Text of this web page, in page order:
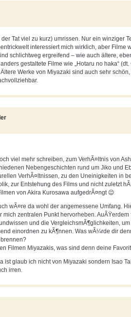
Tat viel zu kurz) umrissen. Nur ein winziger
interessiert mich wirklich, aber Filme
schlichtweg ergreifend – wie auch ältere,
gestaltete Filme wie „Hotaru no haka“ (dt.
Werke von Miyazaki sind auch sehr
viel mehr schreiben, zum VerhÃ¤ltnis von
Nebengeschichten rund um Jiko und
VerhÃ¤ltnissen, zu den Uneinigkeiten in
zur Entstehung des Films und nicht zuletzt
von Akira Kurosawa aufgedrÃ¤ngt 😉
wÃ¤re da wohl der angemessene Umfang.
mich zentralen Punkt hervorheben. AuÃŸerdem
und die VergleichsmÃ¶glichkeiten, um
einordnen zu kÃ¶nnen. Was wÃ¼rde dir
Filmen Miyazakis, was sind denn deine
ist glaub ich nicht von Miyazaki sondern Isao
irren.